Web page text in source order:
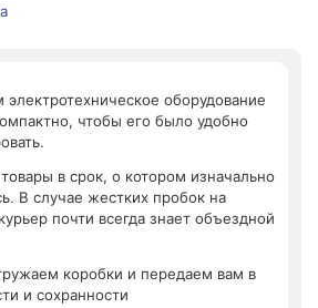
электротехническое оборудование
чтобы его было удобно
в срок, о котором изначально
В случае жестких пробок на
почти всегда знает объездной
коробки и передаем вам в
и сохранности